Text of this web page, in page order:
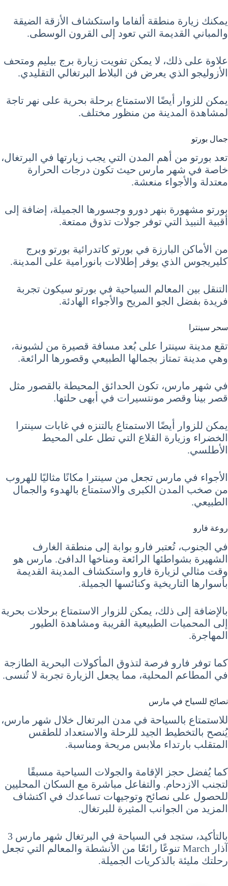
يمكنك زيارة منطقة ألفاما واستكشاف الأزقة الضيقة
والمباني القديمة التي تعود إلى القرون الوسطى.
علاوة على ذلك، لا يمكن تفويت زيارة برج بيليم ومتحف
الأزوليجو الذي يعرض فن البلاط البرتغالي التقليدي.
يمكن للزوار أيضًا الاستمتاع برحلة بحرية على نهر تاجة
لمشاهدة المدينة من منظور مختلف.
جمال بورتو
تعد بورتو من أهم المدن التي يجب زيارتها في البرتغال،
خاصة في شهر مارس حيث تكون درجات الحرارة
معتدلة والأجواء منعشة.
بورتو مشهورة بنهر دورو وجسورها الجميلة، إضافة إلى
أقبية النبيذ التي توفر جولات تذوق ممتعة.
من الأماكن البارزة في بورتو كاتدرائية بورتو وبرج
كليريجوس الذي يوفر إطلالات بانورامية على المدينة.
التنقل بين المعالم السياحية في بورتو سيكون تجربة
فريدة بفضل الجو المريح والأجواء الهادئة.
سحر سينترا
تقع مدينة سينترا على بُعد مسافة قصيرة من لشبونة،
وهي مدينة تمتاز بجمالها الطبيعي وقصورها الرائعة.
في شهر مارس، تكون الحدائق المحيطة بالقصور مثل
قصر بينا وقصر مونتسيرات في أبهى حلتها.
يمكن للزوار أيضًا الاستمتاع بالتنزه في غابات سينترا
الخضراء وزيارة القلاع التي تطل على المحيط
الأطلسي.
الأجواء في مارس تجعل من سينترا مكانًا مثاليًا للهروب
من صخب المدن الكبرى والاستمتاع بالهدوء والجمال
الطبيعي.
روعة فارو
في الجنوب، تُعتبر فارو بوابة إلى منطقة الغارف
الشهيرة بشواطئها الرائعة ومناخها الدافئ. مارس هو
وقت مثالي لزيارة فارو واستكشاف المدينة القديمة
بأسوارها التاريخية وكنائسها الجميلة.
بالإضافة إلى ذلك، يمكن للزوار الاستمتاع برحلات بحرية
إلى المحميات الطبيعية القريبة ومشاهدة الطيور
المهاجرة.
كما توفر فارو فرصة لتذوق المأكولات البحرية الطازجة
في المطاعم المحلية، مما يجعل الزيارة تجربة لا تُنسى.
نصائح للسياح في مارس
للاستمتاع بالسياحة في مدن البرتغال خلال شهر مارس،
يُنصح بالتخطيط الجيد للرحلة والاستعداد للطقس
المتقلب بارتداء ملابس مريحة ومناسبة.
كما يُفضل حجز الإقامة والجولات السياحية مسبقًا
لتجنب الازدحام. والتفاعل مباشرة مع السكان المحليين
للحصول على نصائح وتوجيهات تساعدك في اكتشاف
المزيد من الجوانب المثيرة للبرتغال.
بالتأكيد، ستجد في السياحة في البرتغال شهر مارس 3
آذار March تنوعًا رائعًا من الأنشطة والمعالم التي تجعل
رحلتك مليئة بالذكريات الجميلة.